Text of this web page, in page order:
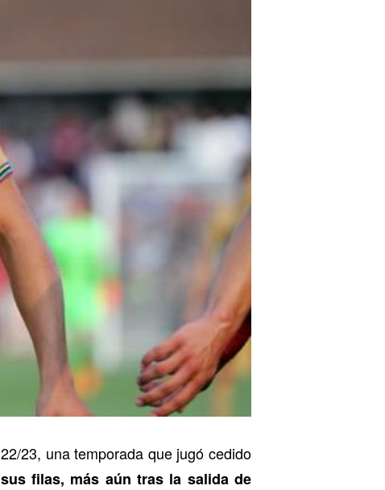
23, una temporada que jugó cedido
filas, más aún tras la salida de